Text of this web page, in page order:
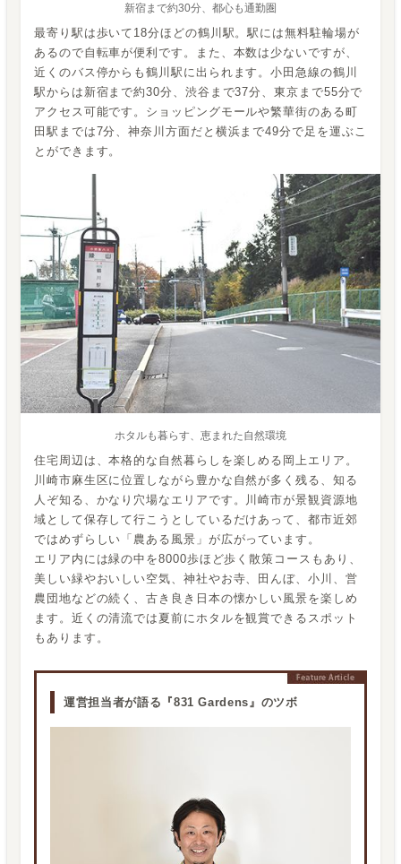
新宿まで約30分、都心も通勤圏
最寄り駅は歩いて18分ほどの鶴川駅。駅には無料駐輪場が
あるので自転車が便利です。また、本数は少ないですが、
近くのバス停からも鶴川駅に出られます。小田急線の鶴川
駅からは新宿まで約30分、渋谷まで37分、東京まで55分で
アクセス可能です。ショッピングモールや繁華街のある町
田駅までは7分、神奈川方面だと横浜まで49分で足を運ぶこ
とができます。
ホタルも暮らす、恵まれた自然環境
住宅周辺は、本格的な自然暮らしを楽しめる岡上エリア。
川崎市麻生区に位置しながら豊かな自然が多く残る、知る
人ぞ知る、かなり穴場なエリアです。川崎市が景観資源地
域として保存して行こうとしているだけあって、都市近郊
ではめずらしい「農ある風景」が広がっています。
エリア内には緑の中を8000歩ほど歩く散策コースもあり、
美しい緑やおいしい空気、神社やお寺、田んぼ、小川、営
農団地などの続く、古き良き日本の懐かしい風景を楽しめ
ます。近くの清流では夏前にホタルを観賞できるスポット
もあります。
運営担当者が語る『831 Gardens』のツボ